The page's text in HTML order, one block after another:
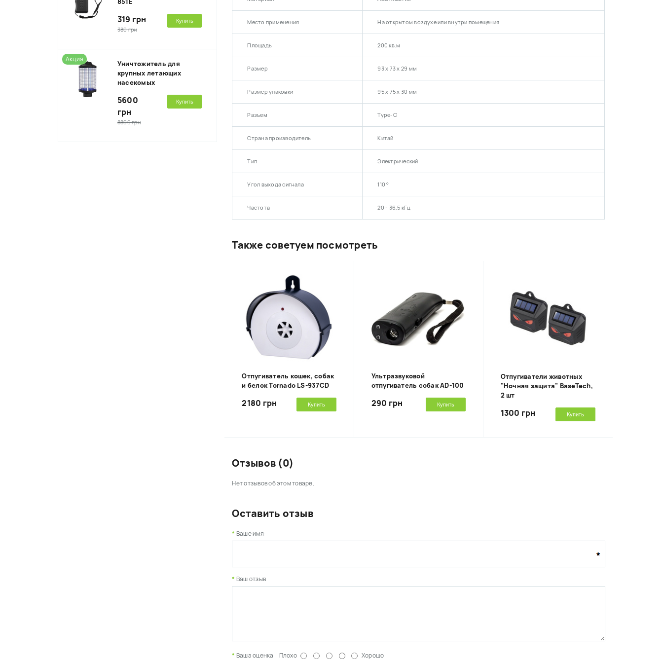
851E
319 грн
380 грн
Купить
Акция
Уничтожитель для
крупных летающих
насекомых
5600
грн
8800 грн
Купить
Место применения На открытом воздухе или внутри помещения
Площадь 200 кв.м
Размер 93 х 73 х 29 мм
Размер упаковки 95 х 75 х 30 мм
Разъем Type-C
Страна производитель Китай
Тип Электрический
Угол выхода сигнала 110 °
Частота 20 - 36,5 кГц
Также советуем посмотреть
Отпугиватель кошек, собак
и белок Tornado LS-937CD
2180 грн Купить
Ультразвуковой
отпугиватель собак AD-100
290 грн Купить
Отпугиватели животных
"Ночная защита" BaseTech,
2 шт
1300 грн Купить
Отзывов (0)
Нет отзывов об этом товаре.
Оставить отзыв
Ваше имя:
Ваш отзыв
Ваша оценка Плохо Хорошо